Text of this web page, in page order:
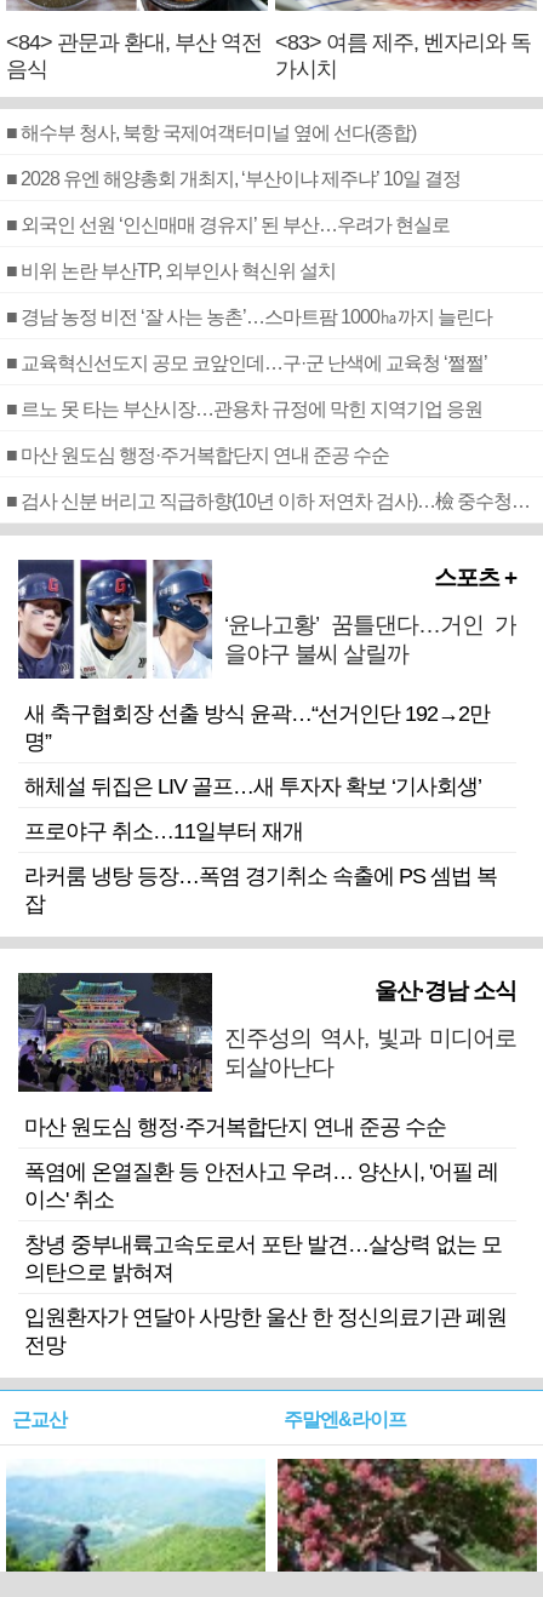
<84> 관문과 환대, 부산 역전
음식
<83> 여름 제주, 벤자리와 독
가시치
■ 해수부 청사, 북항 국제여객터미널 옆에 선다(종합)
■ 2028 유엔 해양총회 개최지, ‘부산이냐 제주냐’ 10일 결정
■ 외국인 선원 ‘인신매매 경유지’ 된 부산…우려가 현실로
■ 비위 논란 부산TP, 외부인사 혁신위 설치
■ 경남 농정 비전 ‘잘 사는 농촌’…스마트팜 1000㏊까지 늘린다
■ 교육혁신선도지 공모 코앞인데…구·군 난색에 교육청 ‘쩔쩔’
■ 르노 못 타는 부산시장…관용차 규정에 막힌 지역기업 응원
■ 마산 원도심 행정·주거복합단지 연내 준공 수순
■ 검사 신분 버리고 직급하향(10년 이하 저연차 검사)…檢 중수청행 기피
스포츠 +
‘윤나고황’ 꿈틀댄다…거인 가
을야구 불씨 살릴까
새 축구협회장 선출 방식 윤곽…“선거인단 192→2만
명”
해체설 뒤집은 LIV 골프…새 투자자 확보 ‘기사회생’
프로야구 취소…11일부터 재개
라커룸 냉탕 등장…폭염 경기취소 속출에 PS 셈법 복
잡
울산·경남 소식
진주성의 역사, 빛과 미디어로
되살아난다
마산 원도심 행정·주거복합단지 연내 준공 수순
폭염에 온열질환 등 안전사고 우려… 양산시, '어필 레
이스' 취소
창녕 중부내륙고속도로서 포탄 발견…살상력 없는 모
의탄으로 밝혀져
입원환자가 연달아 사망한 울산 한 정신의료기관 폐원
전망
근교산 주말엔&라이프